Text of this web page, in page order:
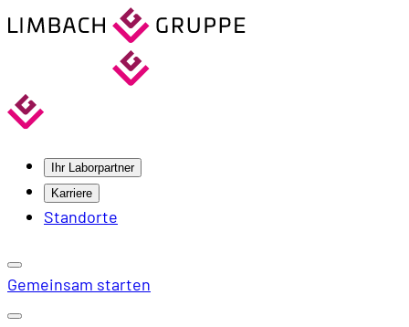
Ihr Laborpartner
Karriere
Standorte
Gemeinsam starten